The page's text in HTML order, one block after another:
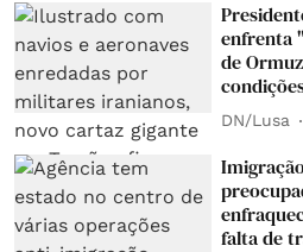
enfrenta
de
DN/Lusa
falta de